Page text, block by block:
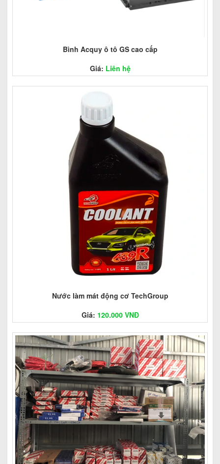
Bình Acquy ô tô GS cao cấp
Giá: Liên hệ
Nước làm mát động cơ TechGroup
Giá: 120.000 VNĐ